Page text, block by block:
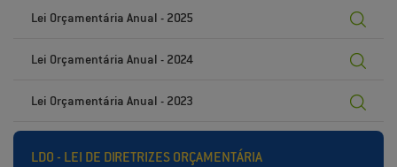
Lei Orçamentária Anual - 2025
Lei Orçamentária Anual - 2024
Lei Orçamentária Anual - 2023
LDO - LEI DE DIRETRIZES ORÇAMENTÁRIA